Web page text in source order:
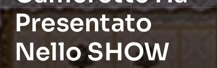
Presentato
Nello SHOW